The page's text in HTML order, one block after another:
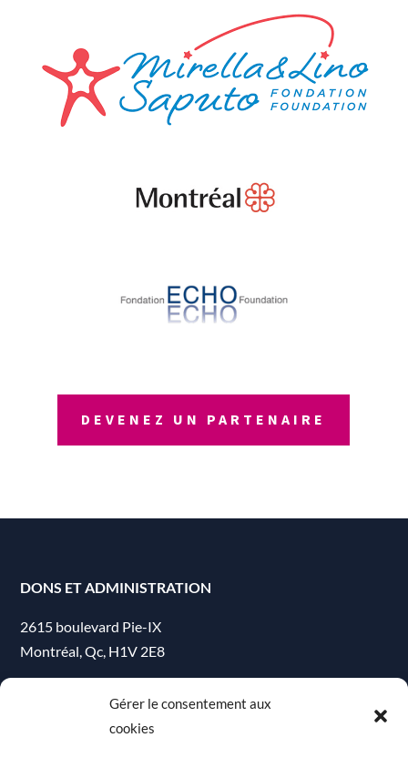
Gérer le consentement aux
cookies
DEVENEZ UN PARTENAIRE
DONS ET ADMINISTRATION
2615 boulevard Pie-IX
Montréal, Qc, H1V 2E8
info@lemurier.org